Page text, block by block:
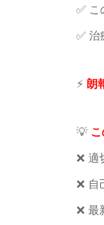
✅ こ
✅ 治
⚡ 朗
💡
❌ 適
❌ 自
❌ 最